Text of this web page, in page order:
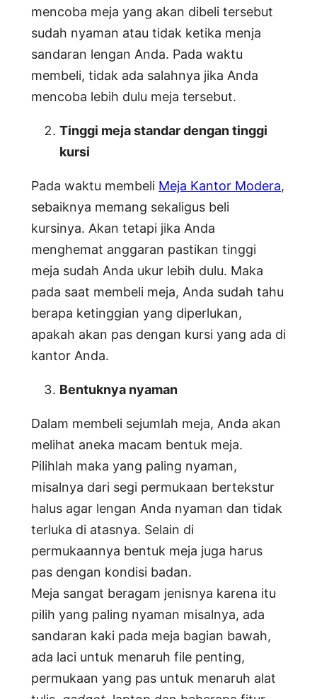
mencoba meja yang akan dibeli tersebut
sudah nyaman atau tidak ketika menja
sandaran lengan Anda. Pada waktu
membeli, tidak ada salahnya jika Anda
mencoba lebih dulu meja tersebut.
Tinggi meja standar dengan tinggi
kursi
Pada waktu membeli Meja Kantor Modera,
sebaiknya memang sekaligus beli
kursinya. Akan tetapi jika Anda
menghemat anggaran pastikan tinggi
meja sudah Anda ukur lebih dulu. Maka
pada saat membeli meja, Anda sudah tahu
berapa ketinggian yang diperlukan,
apakah akan pas dengan kursi yang ada di
kantor Anda.
Bentuknya nyaman
Dalam membeli sejumlah meja, Anda akan
melihat aneka macam bentuk meja.
Pilihlah maka yang paling nyaman,
misalnya dari segi permukaan bertekstur
halus agar lengan Anda nyaman dan tidak
terluka di atasnya. Selain di
permukaannya bentuk meja juga harus
pas dengan kondisi badan.
Meja sangat beragam jenisnya karena itu
pilih yang paling nyaman misalnya, ada
sandaran kaki pada meja bagian bawah,
ada laci untuk menaruh file penting,
permukaan yang pas untuk menaruh alat